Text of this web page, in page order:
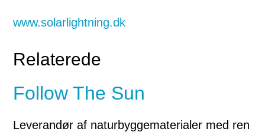
www.solarlightning.dk
Relaterede
Follow The Sun
Leverandør af naturbyggematerialer med ren